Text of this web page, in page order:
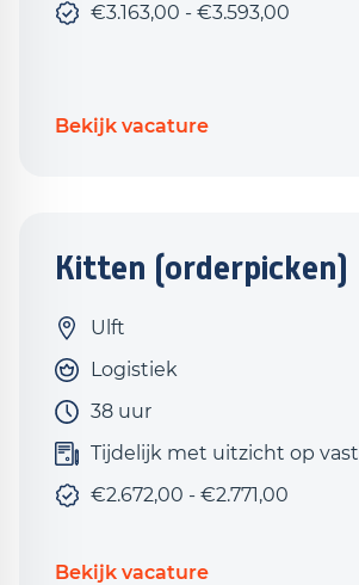
€3.163,00 - €3.593,00
Bekijk vacature
Kitten (orderpicken)
Ulft
Logistiek
38 uur
Tijdelijk met uitzicht op vast
€2.672,00 - €2.771,00
Bekijk vacature